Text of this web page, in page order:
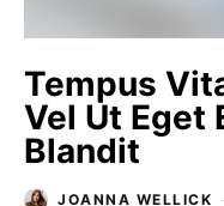
Tempus
Vel Ut Eget
Blandit
JOANNA WELLICK